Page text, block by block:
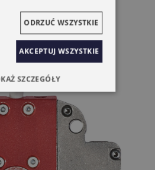
AKCEPTUJ WSZYSTKIE
ODRZUĆ WSZYSTKIE
SZCZEGÓŁY